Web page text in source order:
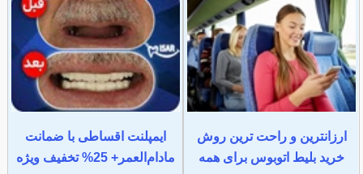
ارزانترین و راحت ترین روش
خرید بلیط اتوبوس برای همه
ایمپلنت اقساطی با ضمانت
مادام‌العمر+ 25% تخفیف ویژه